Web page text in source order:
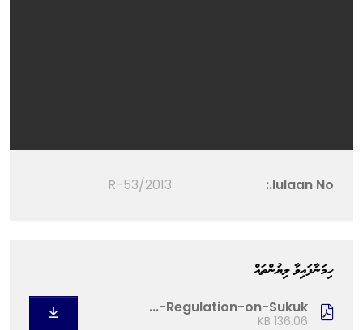
Iulaan No.:
2013/R-53
ހިމަނާފައިވާ ލިޔުންތައް
Regulation-on-Sukuk-...
136.06 KB